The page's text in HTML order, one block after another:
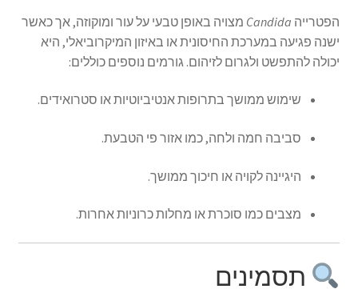
הפטרייה Candida מצויה באופן טבעי על עור ומוקוזה, אך כאשר
ישנה פגיעה במערכת החיסונית או באיזון המיקרוביאלי, היא
יכולה להתפשט ולגרום לזיהום. גורמים נוספים כוללים:
שימוש ממושך בתרופות אנטיביוטיות או סטרואידים.
סביבה חמה ולחה, כמו אזור פי הטבעת.
היגיינה לקויה או חיכוך ממושך.
מצבים כמו סוכרת או מחלות כרוניות אחרות.
תסמינים